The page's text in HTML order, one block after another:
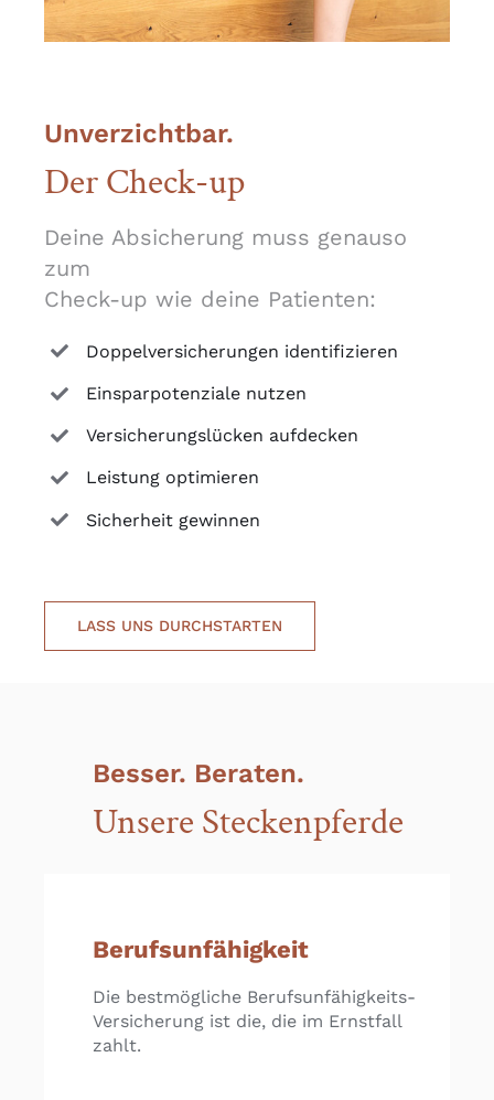
Unverzichtbar.
Der Check-up
Deine Absicherung muss genauso
zum
Check-up wie deine Patienten:
Doppelversicherungen identifizieren
Einsparpotenziale nutzen
Versicherungslücken aufdecken
Leistung optimieren
Sicherheit gewinnen
LASS UNS DURCHSTARTEN
Besser. Beraten.
Unsere Steckenpferde
Berufsunfähigkeit
Die bestmögliche Berufsunfähigkeits-
Versicherung ist die, die im Ernstfall
zahlt.